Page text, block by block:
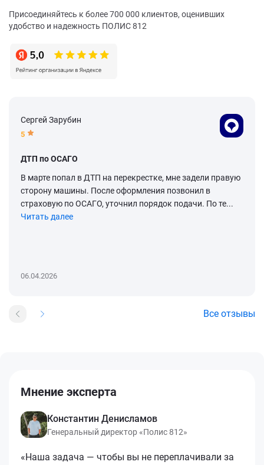
Присоединяйтесь к более 700 000 клиентов, оценивших
удобство и надежность ПОЛИС 812
Сергей Зарубин
5
ДТП по ОСАГО
В марте попал в ДТП на перекрестке, мне задели правую
сторону машины. После оформления позвонил в
страховую по ОСАГО, уточнил порядок подачи. По те...
Читать далее
06.04.2026
Все отзывы
Мнение эксперта
Константин Денисламов
Генеральный директор «Полис 812»
«Наша задача — чтобы вы не переплачивали за